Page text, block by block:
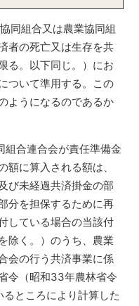
同組合又は農業協同組
者の死亡又は生存を共
る。以下同じ。）にお
ついて準用する。この
ようになるのであるか
組合連合会が責任準備金
額に算入される額は、
び未経過共済掛金の部
分を担保するために再
している場合の当該付
除く。）のうち、農業
会の行う共済事業に係
令（昭和33年農林省令
ところにより計算した